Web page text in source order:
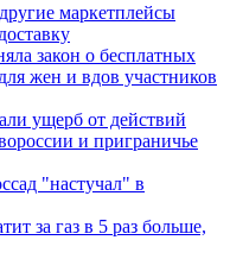
маркетплейсы
закон о бесплатных
жен и вдов участников
ущерб от действий
и приграничье
"настучал" в
за газ в 5 раз больше,